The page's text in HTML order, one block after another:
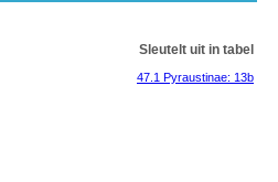
Sleutelt uit in tabel
47.1 Pyraustinae: 13b